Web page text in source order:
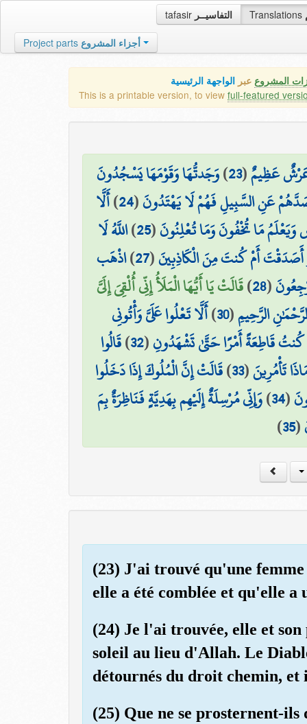
tafasir التفاسيــر Translations
Project parts أجزاء المشروع
المشروع عبر الواجهة الرئيسية
This is a printable version, to view full-featured
عَرْشٌ عَظِيمٌ(
23
)وَجَدتُّهَا وَقَوْمَهَا يَسْجُدُونَ
عَنِ السَّبِيلِ فَهُمْ لَا يَهْتَدُونَ(
24
)أَلَّا
مَا تُخْفُونَ وَمَا تُعْلِنُونَ(
25
)اللَّهُ لَا
أَمْ كُنتَ مِنَ الْكَاذِبِينَ(
27
)اذْهَب
(
28
)قَالَتْ يَا أَيُّهَا الْمَلَأُ إِنِّي أُلْقِيَ إِلَيَّ
الرَّحِيمِ(
30
)أَلَّا تَعْلُوا عَلَيَّ وَأْتُونِي
كُنتُ قَاطِعَةً أَمْرًا حَتَّىٰ تَشْهَدُونِ(
32
)قَالُوا
تَأْمُرِينَ(
33
)قَالَتْ إِنَّ الْمُلُوكَ إِذَا دَخَلُوا
(
34
)وَإِنِّي مُرْسِلَةٌ إِلَيْهِم بِهَدِيَّةٍ فَنَاظِرَةٌ بِمَ
(
35
)
(23) J'ai trouvé qu'une
elle a été comblée et qu'elle
(24) Je l'ai trouvée, elle et
soleil au lieu d'Allah. Le
détournés du droit chemin, et
(25) Que ne se prosternent-